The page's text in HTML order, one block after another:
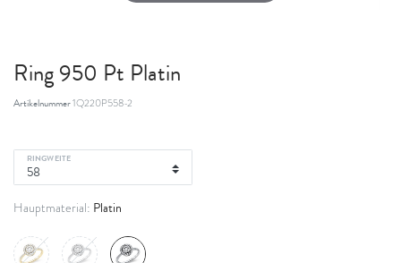
Ring 950 Pt Platin
Artikelnummer1Q220P558-2
RINGWEITE
Hauptmaterial: Platin